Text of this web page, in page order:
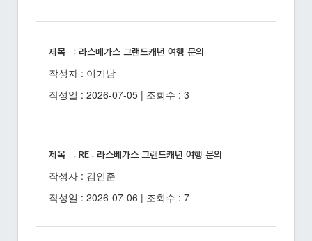
제목 : 라스베가스 그랜드캐년 여행 문의
작성자 : 이기남
작성일 : 2026-07-05 | 조회수 : 3
제목 : RE : 라스베가스 그랜드캐년 여행 문의
작성자 : 김인준
작성일 : 2026-07-06 | 조회수 : 7